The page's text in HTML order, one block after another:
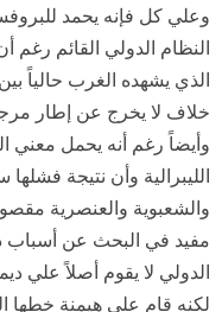
وعلي كل فإنه يحمد
النظام الدولي القائم
الذي يشهده الغرب حالياً
خلاف لا يخرج عن إطار
وأيضاً رغم أنه يحمل معني
الليبرالية وأن نتيجة
والشعبوية والعنصرية
مفيد في البحث عن أسباب
الدولي لا يقوم أصلاً علي
لكنه قام علي هيمنة خطها